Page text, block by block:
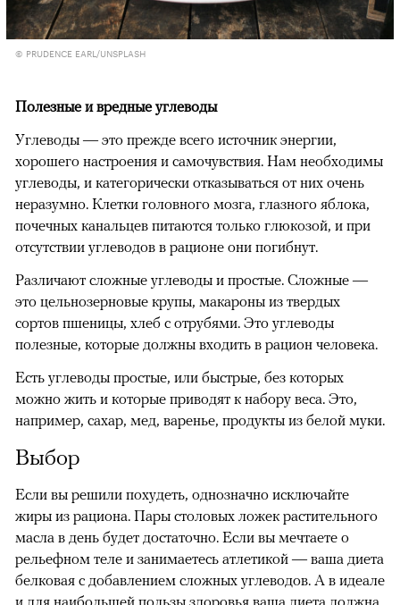
© PRUDENCE EARL/UNSPLASH
Полезные и вредные углеводы
Углеводы — это прежде всего источник энергии,
хорошего настроения и самочувствия. Нам необходимы
углеводы, и категорически отказываться от них очень
неразумно. Клетки головного мозга, глазного яблока,
почечных канальцев питаются только глюкозой, и при
отсутствии углеводов в рационе они погибнут.
Различают сложные углеводы и простые. Сложные —
это цельнозерновые крупы, макароны из твердых
сортов пшеницы, хлеб с отрубями. Это углеводы
полезные, которые должны входить в рацион человека.
Есть углеводы простые, или быстрые, без которых
можно жить и которые приводят к набору веса. Это,
например, сахар, мед, варенье, продукты из белой муки.
Выбор
Если вы решили похудеть, однозначно исключайте
жиры из рациона. Пары столовых ложек растительного
масла в день будет достаточно. Если вы мечтаете о
рельефном теле и занимаетесь атлетикой — ваша диета
белковая с добавлением сложных углеводов. А в идеале